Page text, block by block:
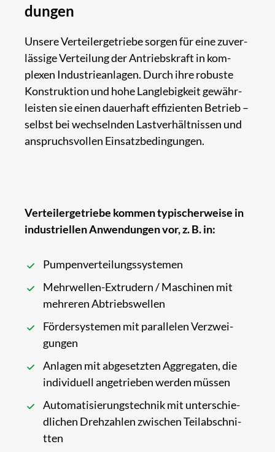
dungen
Unsere Ver­teiler­getriebe sorgen für eine zuver­
lässige Ver­teilung der Antriebs­kraft in kom­
plexen Industrie­anlagen. Durch ihre robuste
Kon­struktion und hohe Lang­lebigkeit gewähr­
leisten sie einen dauer­haft effizi­enten Betrieb –
selbst bei wechs­elnden Last­verhält­nissen und
anspruchs­vollen Einsatz­bedin­gungen.
Verteilergetriebe kommen typischerweise in
industriellen Anwendungen vor, z. B. in:
Pumpen­verteilungs­systemen
Mehr­wellen-Extrudern / Maschinen mit
mehreren Abtriebs­wellen
Förder­systemen mit parallelen Verzwei­
gungen
Anlagen mit abge­setzten Aggre­gaten, die
indivi­duell ange­trieben werden müssen
Automat­isierungs­technik mit unterschie­
dlichen Dreh­zahlen zwischen Teil­abschni­
tten